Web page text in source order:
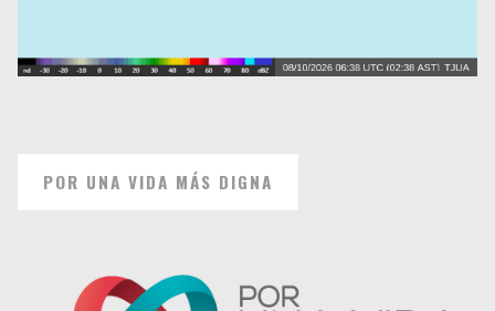
POR UNA VIDA MÁS DIGNA